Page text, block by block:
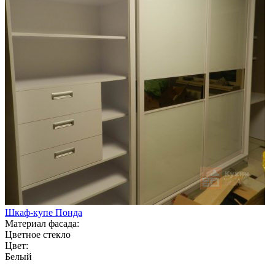
Шкаф-купе Понда
Материал фасада:
Цветное стекло
Цвет:
Белый